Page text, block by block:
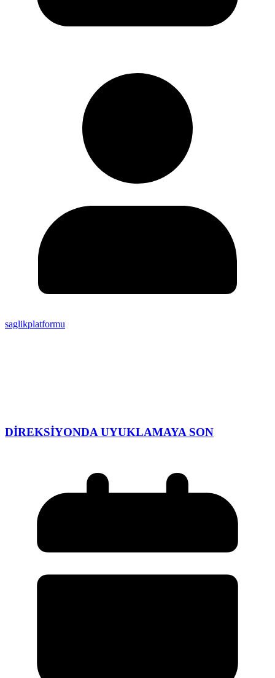
saglikplatformu
DİREKSİYONDA UYUKLAMAYA SON